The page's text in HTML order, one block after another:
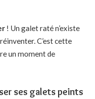
! Un galet raté n’existe
C’est cette
un moment de
ses galets peints